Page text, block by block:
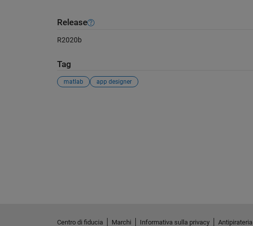
Release
R2020b
Tag
matlab app designer
Centro di fiducia Marchi Informativa sulla privacy Antipirateria